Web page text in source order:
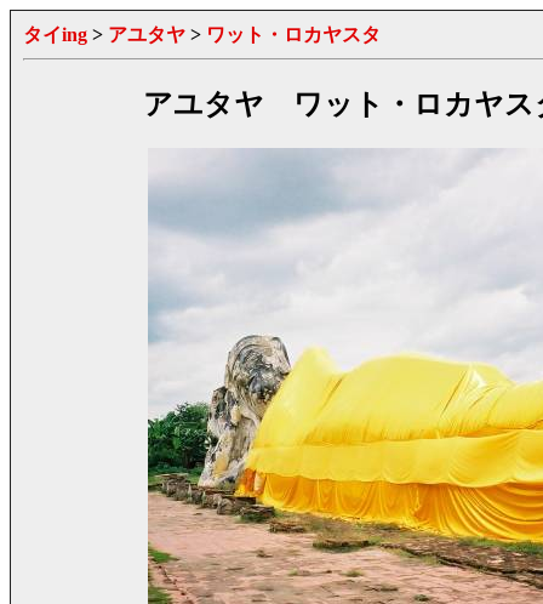
タイing > アユタヤ > ワット・ロカヤスタ
アユタヤ ワット・ロカヤ